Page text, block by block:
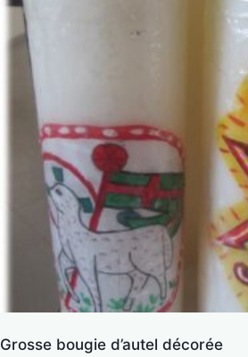
Grosse bougie d’autel décorée